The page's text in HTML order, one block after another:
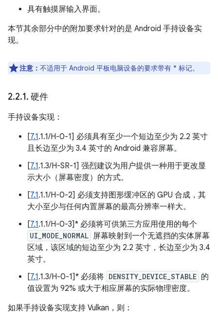
具有触摸屏输入界面。
本节其余部分中的附加要求针对的是 Android 手持设备实
现。
注意： 不适用于 Android 平板电脑设备的要求带有 * 标记。
2.2.1. 硬件
手持设备实现：
[7.1.1.1/H-0-1] 必须具有至少一个短边至少为 2.2 英寸
且长边至少为 3.4 英寸的 Android 兼容屏幕。
[7.1.1.3/H-SR-1] 强烈建议为用户提供一种用于更改显
示大小（屏幕密度）的方式。
[7.1.1.1/H-0-2] 必须支持图形缓冲区的 GPU 合成，其
大小至少与任何内置屏幕的最高分辨率一样大。
[7.1.1.1/H-0-3]* 必须将可供第三方应用使用的每个
UI_MODE_NORMAL 屏幕映射到一个无遮挡的实体屏幕
区域，该区域的短边至少为 2.2 英寸，长边至少为 3.4
英寸。
[7.1.1.3/H-0-1]* 必须将 DENSITY_DEVICE_STABLE 的
值设置为 92% 或大于相应屏幕的实际物理密度。
如果手持设备实现支持 Vulkan，则：